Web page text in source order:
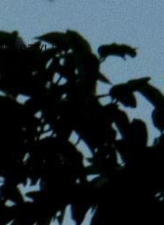
LIFESTYLE